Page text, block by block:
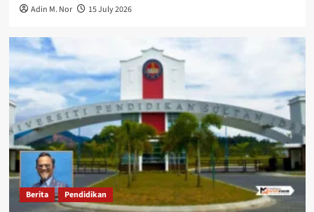
Adin M. Nor 15 July 2026
Berita Pendidikan